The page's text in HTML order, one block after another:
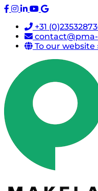
+31
To our website